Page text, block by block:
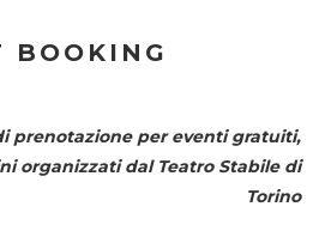
BOOKING
prenotazione per eventi gratuiti,
organizzati dal Teatro Stabile di
Torino